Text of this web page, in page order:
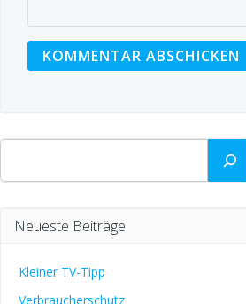
Suchen
Neueste Beiträge
Kleiner TV-Tipp
Verbraucherschutz